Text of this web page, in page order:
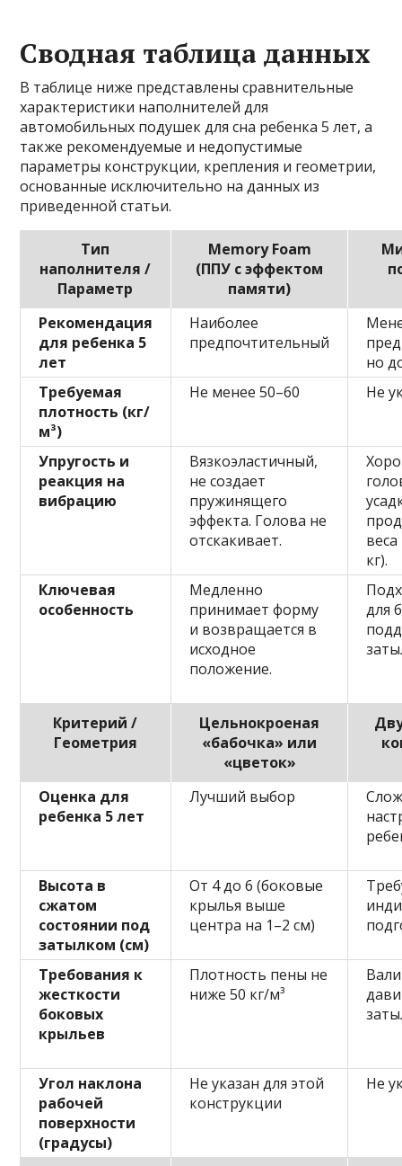
Сводная таблица данных
В таблице ниже представлены сравнительные
характеристики наполнителей для
автомобильных подушек для сна ребенка 5 лет, а
также рекомендуемые и недопустимые
параметры конструкции, крепления и геометрии,
основанные исключительно на данных из
приведенной статьи.
Тип
наполнителя /
Параметр
Memory Foam
(ППУ с эффектом
памяти)
Рекомендация
для ребенка 5
лет
Наиболее
предпочтительный
но
Требуемая
плотность (кг/
м³)
Не менее 50–60 Не
Упругость и
реакция на
вибрацию
Вязкоэластичный,
не создает
пружинящего
эффекта. Голова не
отскакивает.
кг).
Ключевая
особенность
Медленно
принимает форму
и возвращается в
исходное
положение.
для
Критерий /
Геометрия
Цельнокроеная
«бабочка» или
«цветок»
Оценка для
ребенка 5 лет
Лучший выбор
Высота в
сжатом
состоянии под
затылком (см)
От 4 до 6 (боковые
крылья выше
центра на 1–2 см)
Требования к
жесткости
боковых
крыльев
Плотность пены не
ниже 50 кг/м³
Угол наклона
рабочей
поверхности
(градусы)
Не указан для этой
конструкции
Не